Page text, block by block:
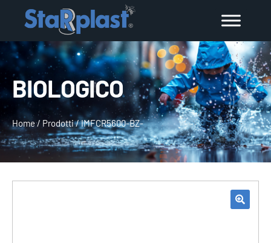
BIOLOGICO
Home/ Prodotti/IMFCR5600-BZ-